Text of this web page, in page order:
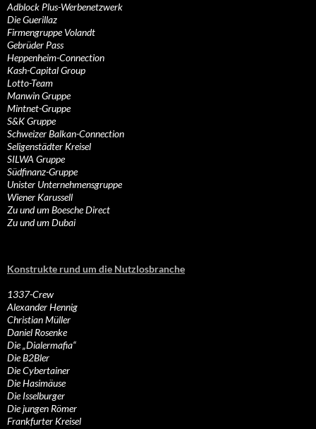
Adblock Plus-Werbenetzwerk
Die Guerillaz
Firmengruppe Volandt
Gebrüder Pass
Heppenheim-Connection
Kash-Capital Group
Lotto-Team
Manwin Gruppe
Mintnet-Gruppe
S&K Gruppe
Schweizer Balkan-Connection
Seligenstädter Kreisel
SILWA Gruppe
Südfinanz-Gruppe
Unister Unternehmensgruppe
Wiener Karussell
Zu und um Boesche Direct
Zu und um Dubai
Konstrukte rund um die Nutzlosbranche
1337-Crew
Alexander Hennig
Christian Müller
Daniel Rosenke
Die „Dialermafia“
Die B2Bler
Die Cybertainer
Die Hasimäuse
Die Isselburger
Die jungen Römer
Frankfurter Kreisel